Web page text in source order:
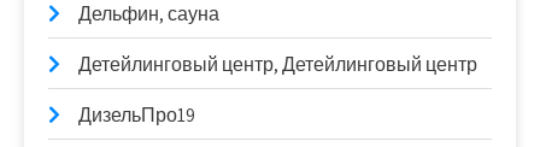
Дельфин, сауна
Детейлинговый центр, Детейлинговый центр
ДизельПро19